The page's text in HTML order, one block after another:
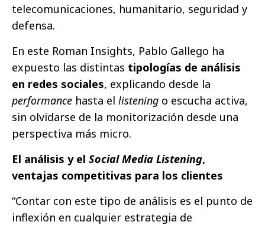
telecomunicaciones, humanitario, seguridad y
defensa.
En este Roman Insights, Pablo Gallego ha
expuesto las distintas tipologías de análisis
en redes sociales, explicando desde la
performance hasta el listening o escucha activa,
sin olvidarse de la monitorización desde una
perspectiva más micro.
El análisis y el Social Media Listening,
ventajas competitivas para los clientes
“Contar con este tipo de análisis es el punto de
inflexión en cualquier estrategia de